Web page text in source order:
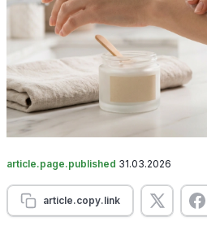
article.page.published 31.03.2026
article.copy.link